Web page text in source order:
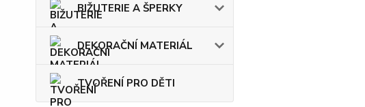
BIŽUTERIE A ŠPERKY
DEKORAČNÍ MATERIÁL
TVOŘENÍ PRO DĚTI